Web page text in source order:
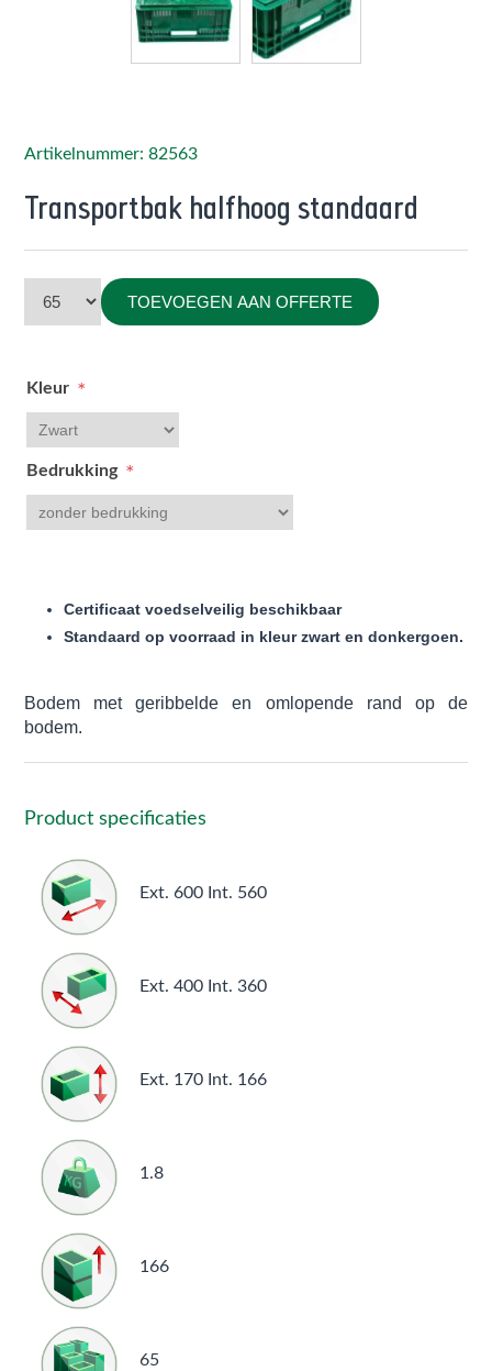
Artikelnummer: 82563
Transportbak halfhoog standaard
TOEVOEGEN AAN OFFERTE
Kleur *
Bedrukking *
Certificaat voedselveilig beschikbaar
Standaard op voorraad in kleur zwart en donkergoen.
Bodem met geribbelde en omlopende rand op de
bodem.
Product specificaties
Ext. 600 Int. 560
Ext. 400 Int. 360
Ext. 170 Int. 166
1.8
166
65